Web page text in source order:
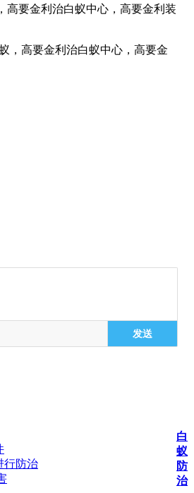
高要金利治白蚁中心，高要金利装
发送
行防治
白
蚁
防
治